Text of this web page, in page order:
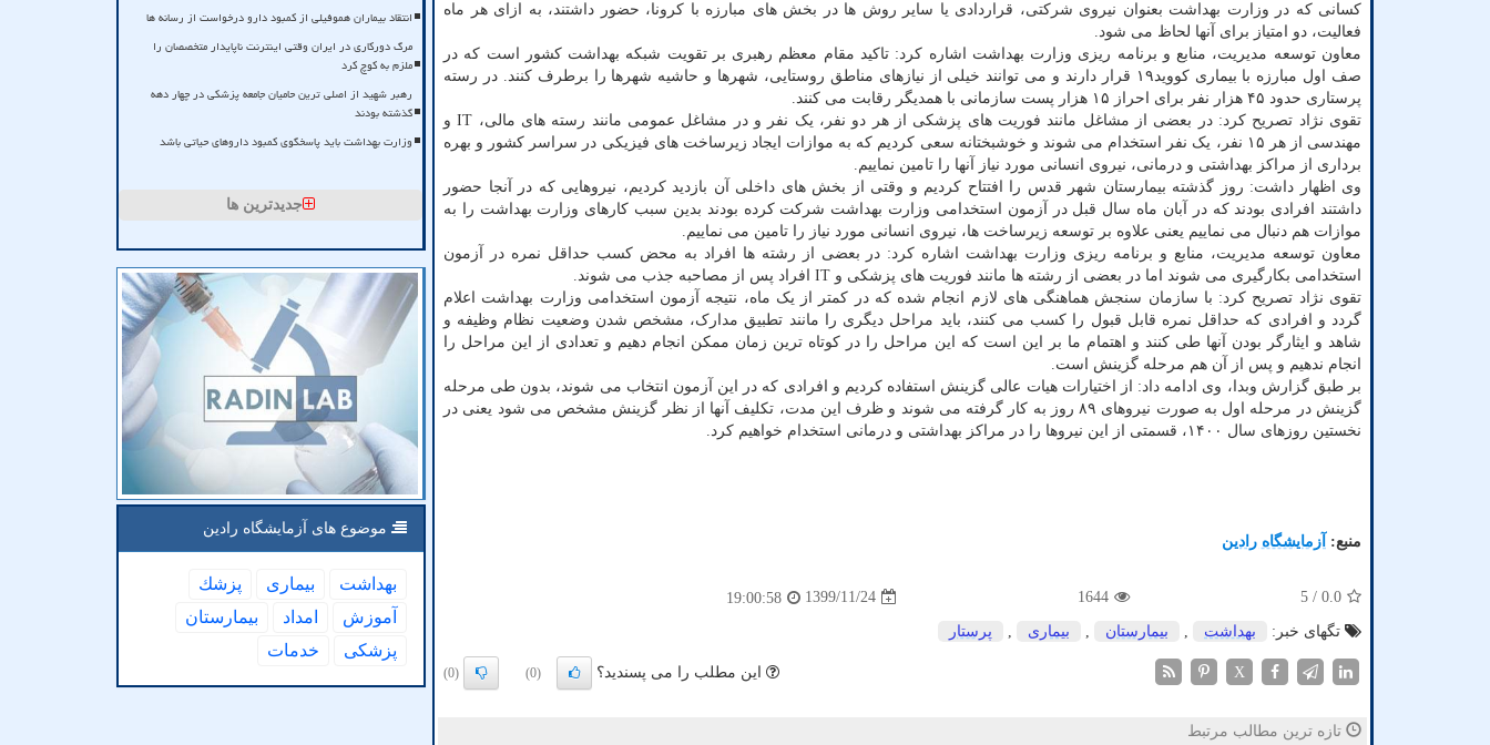
کسانی که در وزارت بهداشت بعنوان نیروی شرکتی، قراردادی یا سایر روش ها در بخش های مبارزه با کرونا، حضور داشتند، به ازای هر ماه
فعالیت، دو امتیاز برای آنها لحاظ می شود.
معاون توسعه مدیریت، منابع و برنامه ریزی وزارت بهداشت اشاره کرد: تاکید مقام معظم رهبری بر تقویت شبکه بهداشت کشور است که در
صف اول مبارزه با بیماری کووید۱۹ قرار دارند و می توانند خیلی از نیازهای مناطق روستایی، شهرها و حاشیه شهرها را برطرف کنند. در رسته
پرستاری حدود ۴۵ هزار نفر برای احراز ۱۵ هزار پست سازمانی با همدیگر رقابت می کنند.
تقوی نژاد تصریح کرد: در بعضی از مشاغل مانند فوریت های پزشکی از هر دو نفر، یک نفر و در مشاغل عمومی مانند رسته های مالی، IT و
مهندسی از هر ۱۵ نفر، یک نفر استخدام می شوند و خوشبختانه سعی کردیم که به موازات ایجاد زیرساخت های فیزیکی در سراسر کشور و بهره
برداری از مراکز بهداشتی و درمانی، نیروی انسانی مورد نیاز آنها را تامین نماییم.
وی اظهار داشت: روز گذشته بیمارستان شهر قدس را افتتاح کردیم و وقتی از بخش های داخلی آن بازدید کردیم، نیروهایی که در آنجا حضور
داشتند افرادی بودند که در آبان ماه سال قبل در آزمون استخدامی وزارت بهداشت شرکت کرده بودند بدین سبب کارهای وزارت بهداشت را به
موازات هم دنبال می نماییم یعنی علاوه بر توسعه زیرساخت ها، نیروی انسانی مورد نیاز را تامین می نماییم.
معاون توسعه مدیریت، منابع و برنامه ریزی وزارت بهداشت اشاره کرد: در بعضی از رشته ها افراد به محض کسب حداقل نمره در آزمون
استخدامی بکارگیری می شوند اما در بعضی از رشته ها مانند فوریت های پزشکی و IT افراد پس از مصاحبه جذب می شوند.
تقوی نژاد تصریح کرد: با سازمان سنجش هماهنگی های لازم انجام شده که در کمتر از یک ماه، نتیجه آزمون استخدامی وزارت بهداشت اعلام
گردد و افرادی که حداقل نمره قابل قبول را کسب می کنند، باید مراحل دیگری را مانند تطبیق مدارک، مشخص شدن وضعیت نظام وظیفه و
شاهد و ایثارگر بودن آنها طی کنند و اهتمام ما بر این است که این مراحل را در کوتاه ترین زمان ممکن انجام دهیم و تعدادی از این مراحل را
انجام ندهیم و پس از آن هم مرحله گزینش است.
بر طبق گزارش وبدا، وی ادامه داد: از اختیارات هیات عالی گزینش استفاده کردیم و افرادی که در این آزمون انتخاب می شوند، بدون طی مرحله
گزینش در مرحله اول به صورت نیروهای ۸۹ روز به کار گرفته می شوند و ظرف این مدت، تکلیف آنها از نظر گزینش مشخص می شود یعنی در
نخستین روزهای سال ۱۴۰۰، قسمتی از این نیروها را در مراکز بهداشتی و درمانی استخدام خواهیم کرد.
منبع: آزمایشگاه رادین
0.0
/ 5
1644
1399/11/24
19:00:58
تگهای خبر:
بهداشت بیمارستان بیماری پرستار
X این مطلب را می پسندید؟ (0)
(0)
تازه ترین مطالب مرتبط
انتقاد بیماران هموفیلی از کمبود دارو درخواست از رسانه ها
مرگ دورکاری در ایران وقتی اینترنت ناپایدار متخصصان را
ملزم به کوچ کرد
رهبر شهید از اصلی ترین حامیان جامعه پزشکی در چهار دهه
گذشته بودند
وزارت بهداشت باید پاسخگوی کمبود داروهای حیاتی باشد
جدیدترین ها
موضوع های آزمایشگاه رادین
بهداشت بیماری
پزشك
آموزش
امداد
بیمارستان
پزشكی
خدمات